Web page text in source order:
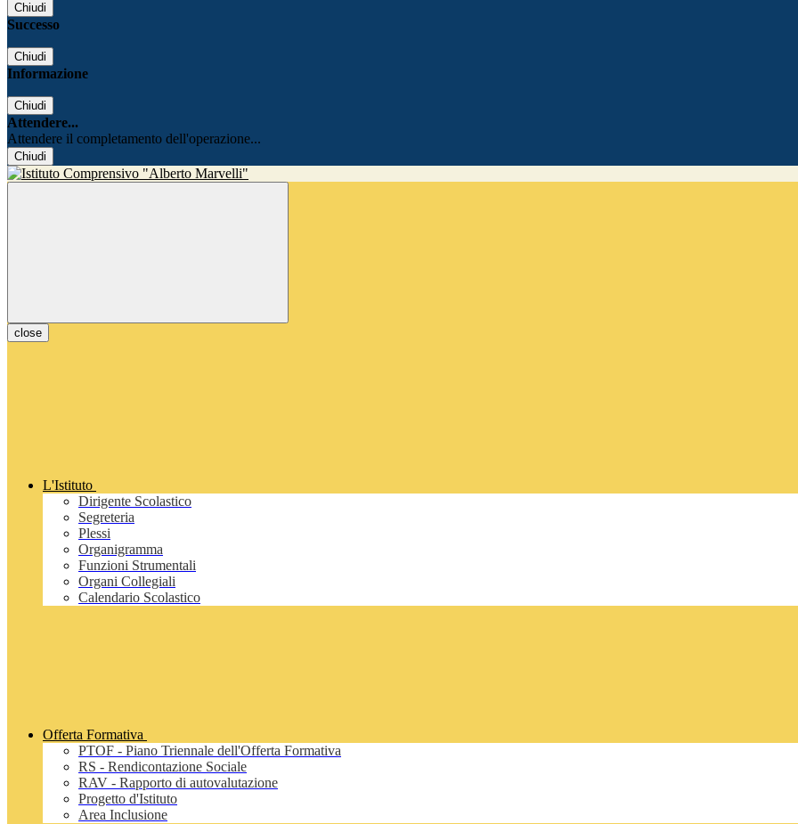
Chiudi
Successo
Chiudi
Informazione
Chiudi
Attendere...
Attendere il completamento dell'operazione...
Chiudi
close
L'Istituto
Dirigente Scolastico
Segreteria
Plessi
Organigramma
Funzioni Strumentali
Organi Collegiali
Calendario Scolastico
Offerta Formativa
PTOF - Piano Triennale dell'Offerta Formativa
RS - Rendicontazione Sociale
RAV - Rapporto di autovalutazione
Progetto d'Istituto
Area Inclusione